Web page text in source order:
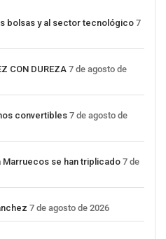
bolsas y al sector tecnológico 7
CON DUREZA 7 de agosto de
convertibles 7 de agosto de
Marruecos se han triplicado 7 de
7 de agosto de 2026